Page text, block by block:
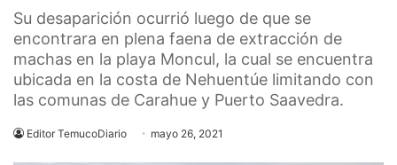
Su desaparición ocurrió luego de que se
encontrara en plena faena de extracción de
machas en la playa Moncul, la cual se encuentra
ubicada en la costa de Nehuentúe limitando con
las comunas de Carahue y Puerto Saavedra.
Editor TemucoDiario mayo 26, 2021